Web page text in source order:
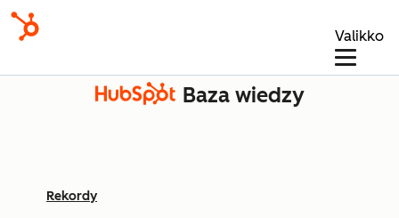
Valikko
Baza wiedzy
Rekordy